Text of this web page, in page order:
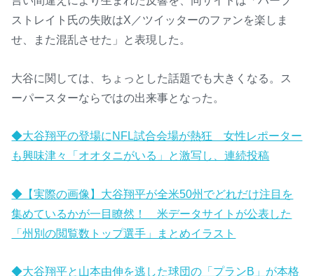
ストレイト氏の失敗はX／ツイッターのファンを楽しま
せ、また混乱させた」と表現した。
大谷に関しては、ちょっとした話題でも大きくなる。ス
ーパースターならではの出来事となった。
◆大谷翔平の登場にNFL試合会場が熱狂 女性レポーター
も興味津々「オオタニがいる」と激写し、連続投稿
◆【実際の画像】大谷翔平が全米50州でどれだけ注目を
集めているかが一目瞭然！ 米データサイトが公表した
「州別の閲覧数トップ選手」まとめイラスト
◆大谷翔平と山本由伸を逃した球団の「プランB」が本格